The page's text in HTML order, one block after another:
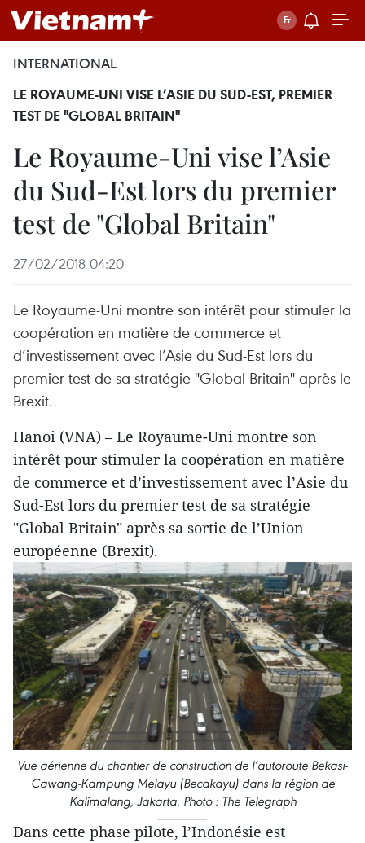
INTERNATIONAL
LE ROYAUME-UNI VISE L’ASIE DU SUD-EST, PREMIER
TEST DE "GLOBAL BRITAIN"
Le Royaume-Uni vise l’Asie
du Sud-Est lors du premier
test de "Global Britain"
27/02/2018 04:20
Le Royaume-Uni montre son intérêt pour stimuler la
coopération en matière de commerce et
d’investissement avec l’Asie du Sud-Est lors du
premier test de sa stratégie "Global Britain" après le
Brexit.
Hanoi (VNA) – Le Royaume-Uni montre son
intérêt pour stimuler la coopération en matière
de commerce et d’investissement avec l’Asie du
Sud-Est lors du premier test de sa stratégie
"Global Britain" après sa sortie de l’Union
européenne (Brexit).
Vue aérienne du chantier de construction de l’autoroute Bekasi-
Cawang-Kampung Melayu (Becakayu) dans la région de
Kalimalang, Jakarta. Photo : The Telegraph
Dans cette phase pilote, l’Indonésie est